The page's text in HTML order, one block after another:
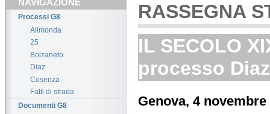
NAVIGAZIONE
Processi G8
Alimonda
25
Bolzaneto
Diaz
Cosenza
Fatti di strada
Documenti G8
RASSEGNA
IL SECOLO
processo Diaz
Genova, 4 novembre